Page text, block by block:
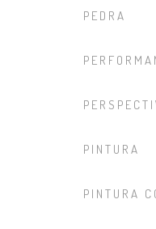
PEDRA
PINTURA
PINTURA